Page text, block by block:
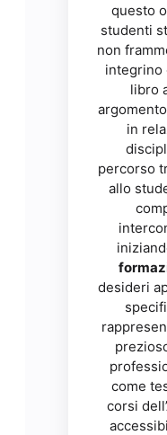
questo
studenti
non
integrino
libro
in
percorso
allo
desideri
come
corsi